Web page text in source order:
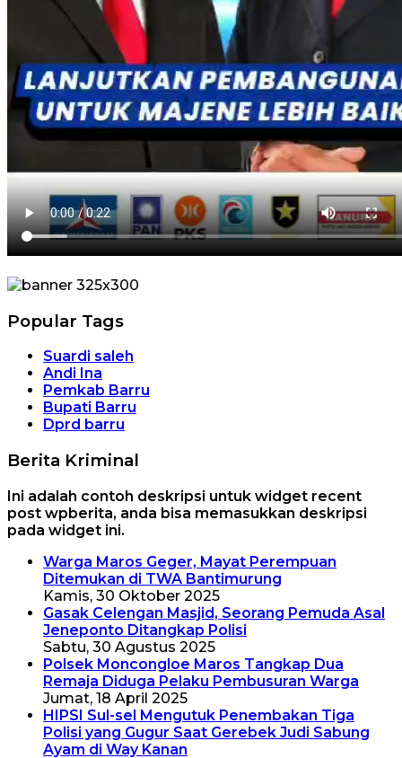
Popular Tags
Suardi saleh
Andi Ina
Pemkab Barru
Bupati Barru
Dprd barru
Berita Kriminal
Ini adalah contoh deskripsi untuk widget recent
post wpberita, anda bisa memasukkan deskripsi
pada widget ini.
Warga Maros Geger, Mayat Perempuan
Ditemukan di TWA Bantimurung
Kamis, 30 Oktober 2025
Gasak Celengan Masjid, Seorang Pemuda Asal
Jeneponto Ditangkap Polisi
Sabtu, 30 Agustus 2025
Polsek Moncongloe Maros Tangkap Dua
Remaja Diduga Pelaku Pembusuran Warga
Jumat, 18 April 2025
HIPSI Sul-sel Mengutuk Penembakan Tiga
Polisi yang Gugur Saat Gerebek Judi Sabung
Ayam di Way Kanan